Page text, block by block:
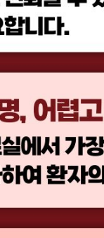
먹겠어요 … 270
음식은 무엇인가요?
요? I 즙 또는 진액
? … 285
가 어려워요 … 289
이 있는데 어떻게 관